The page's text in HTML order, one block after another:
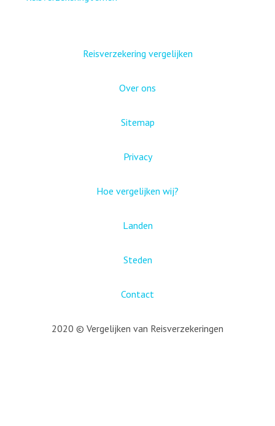
Reisverzekering vergelijken
Over ons
Sitemap
Privacy
Hoe vergelijken wij?
Landen
Steden
Contact
2020 © Vergelijken van Reisverzekeringen